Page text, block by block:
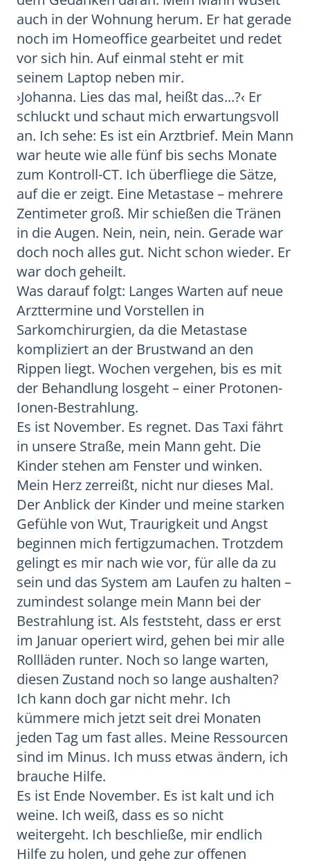
auch in der Wohnung herum. Er hat gerade
noch im Homeoffice gearbeitet und redet
vor sich hin. Auf einmal steht er mit
seinem Laptop neben mir.
›Johanna. Lies das mal, heißt das...?‹ Er
schluckt und schaut mich erwartungsvoll
an. Ich sehe: Es ist ein Arztbrief. Mein Mann
war heute wie alle fünf bis sechs Monate
zum Kontroll-CT. Ich überfliege die Sätze,
auf die er zeigt. Eine Metastase – mehrere
Zentimeter groß. Mir schießen die Tränen
in die Augen. Nein, nein, nein. Gerade war
doch noch alles gut. Nicht schon wieder. Er
war doch geheilt.
Was darauf folgt: Langes Warten auf neue
Arzttermine und Vorstellen in
Sarkomchirurgien, da die Metastase
kompliziert an der Brustwand an den
Rippen liegt. Wochen vergehen, bis es mit
der Behandlung losgeht – einer Protonen-
Ionen-Bestrahlung.
Es ist November. Es regnet. Das Taxi fährt
in unsere Straße, mein Mann geht. Die
Kinder stehen am Fenster und winken.
Mein Herz zerreißt, nicht nur dieses Mal.
Der Anblick der Kinder und meine starken
Gefühle von Wut, Traurigkeit und Angst
beginnen mich fertigzumachen. Trotzdem
gelingt es mir nach wie vor, für alle da zu
sein und das System am Laufen zu halten –
zumindest solange mein Mann bei der
Bestrahlung ist. Als feststeht, dass er erst
im Januar operiert wird, gehen bei mir alle
Rollläden runter. Noch so lange warten,
diesen Zustand noch so lange aushalten?
Ich kann doch gar nicht mehr. Ich
kümmere mich jetzt seit drei Monaten
jeden Tag um fast alles. Meine Ressourcen
sind im Minus. Ich muss etwas ändern, ich
brauche Hilfe.
Es ist Ende November. Es ist kalt und ich
weine. Ich weiß, dass es so nicht
weitergeht. Ich beschließe, mir endlich
Hilfe zu holen, und gehe zur offenen